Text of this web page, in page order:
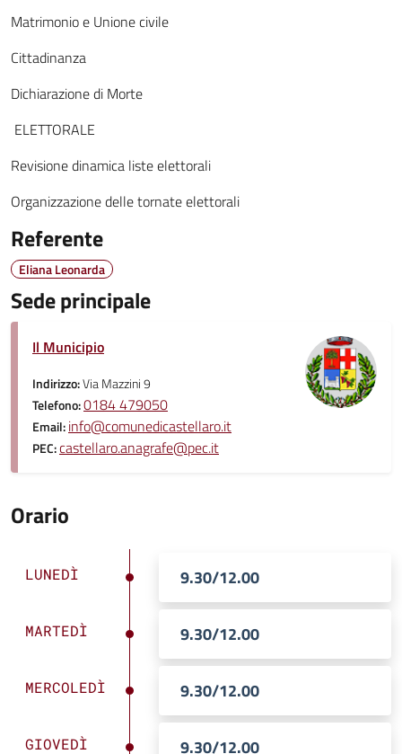
Matrimonio e Unione civile
Cittadinanza
Dichiarazione di Morte
ELETTORALE
Revisione dinamica liste elettorali
Organizzazione delle tornate elettorali
Referente
Eliana Leonarda
Sede principale
Il Municipio
Indirizzo:Via Mazzini 9
Telefono:0184 479050
Email:info@comunedicastellaro.it
PEC:castellaro.anagrafe@pec.it
Orario
LUNEDÌ 9.30/12.00
MARTEDÌ 9.30/12.00
MERCOLEDÌ 9.30/12.00
GIOVEDÌ 9.30/12.00